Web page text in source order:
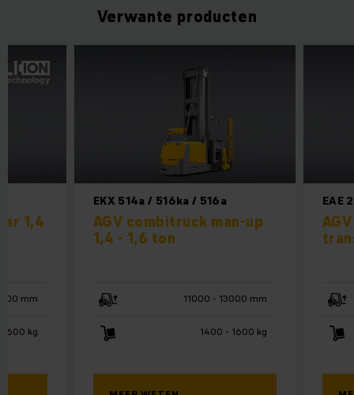
Verwante producten
EKX 514a / 516ka / 516a
AGV combitruck man-up
1,4 - 1,6 ton
11000 - 13000 mm
1400 - 1600 kg
EAE
1,4
mm
kg